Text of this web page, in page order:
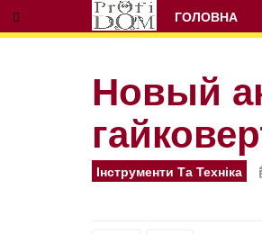
ГОЛОВНА
Новый
Інструменти Та Техніка